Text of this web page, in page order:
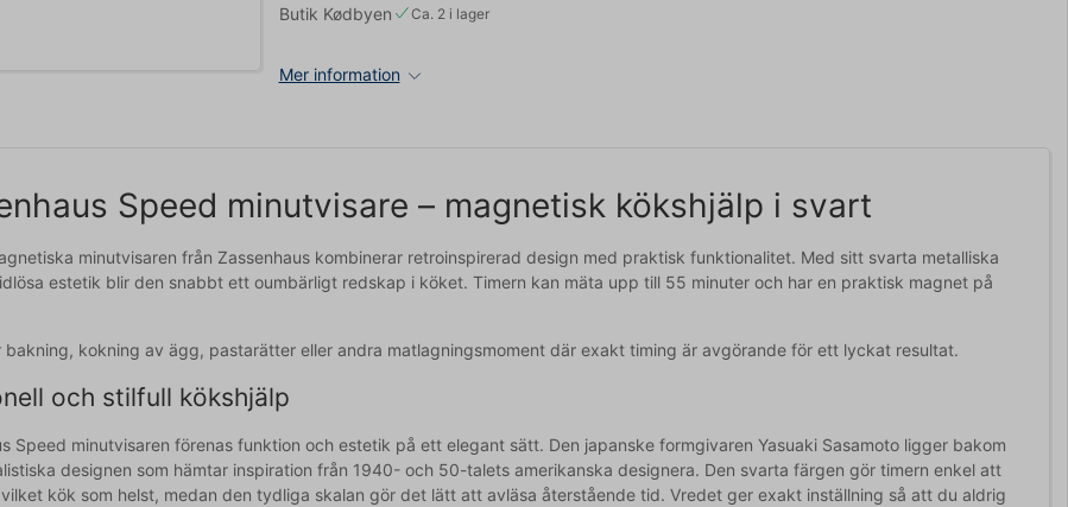
Butik Kødbyen Ca. 2 i lager
Mer information
Speed minutvisare – magnetisk kökshjälp i svart
minutvisaren från Zassenhaus kombinerar retroinspirerad design med praktisk funktionalitet. Med sitt svarta metalliska
estetik blir den snabbt ett oumbärligt redskap i köket. Timern kan mäta upp till 55 minuter och har en praktisk magnet på
bakning, kokning av ägg, pastarätter eller andra matlagningsmoment där exakt timing är avgörande för ett lyckat resultat.
och stilfull kökshjälp
Speed minutvisaren förenas funktion och estetik på ett elegant sätt. Den japanske formgivaren Yasuaki Sasamoto ligger bakom
designen som hämtar inspiration från 1940- och 50-talets amerikanska designera. Den svarta färgen gör timern enkel att
kök som helst, medan den tydliga skalan gör det lätt att avläsa återstående tid. Vredet ger exakt inställning så att du aldrig